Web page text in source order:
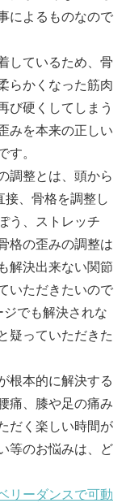
によるものなので
しているため、骨
らかくなった筋肉
び硬くしてしまう
みを本来の正しい
す。
調整とは、頭から
、骨格を調整し
う、ストレッチ
格の歪みの調整は
解決出来ない関節
いただきたいので
でも解決されな
疑っていただきた
根本的に解決する
痛、膝や足の痛み
だく楽しい時間が
等のお悩みは、ど
リーダンスで可動